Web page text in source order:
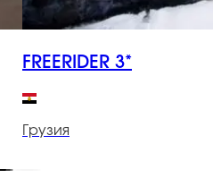
FREERIDER 3*
Грузия